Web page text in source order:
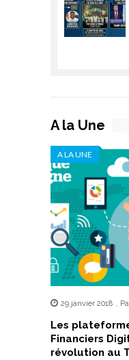
A la Une
A LA UNE
29 janvier 2018 ,
Les
Financiers
révolution au